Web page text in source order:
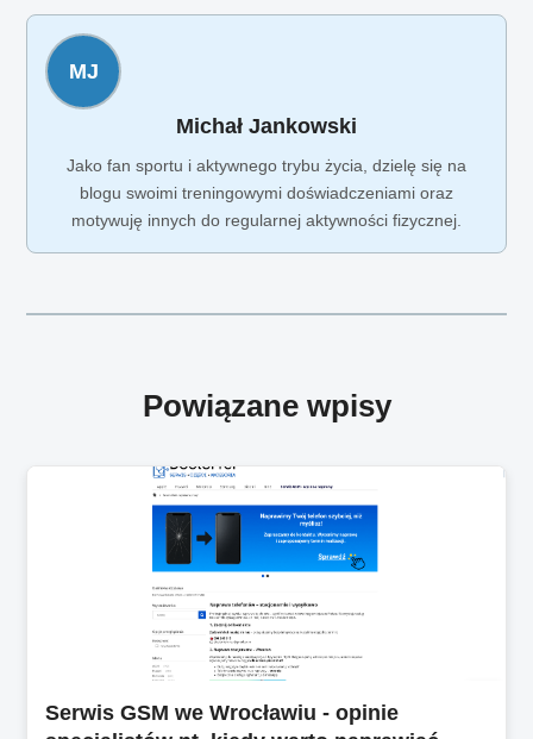
MJ
Michał Jankowski
Jako fan sportu i aktywnego trybu życia, dzielę się na
blogu swoimi treningowymi doświadczeniami oraz
motywuję innych do regularnej aktywności fizycznej.
Powiązane wpisy
Serwis GSM we Wrocławiu - opinie